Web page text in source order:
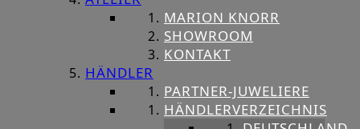
MARION KNORR
SHOWROOM
KONTAKT
HÄNDLER
PARTNER-JUWELIERE
HÄNDLERVERZEICHNIS